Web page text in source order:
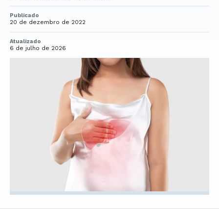
Publicado
20 de dezembro de 2022
Atualizado
6 de julho de 2026